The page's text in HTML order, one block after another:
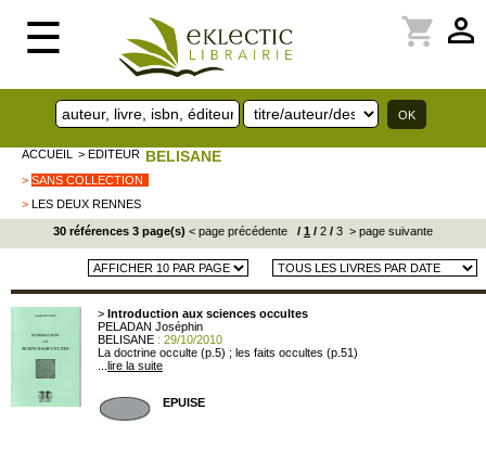
☰ perm_identity
shopping_cart
ACCUEIL > EDITEUR BELISANE
> SANS COLLECTION
> LES DEUX RENNES
30 références 3 page(s) < page précédente / 1 / 2 / 3 > page suivante
> Introduction aux sciences occultes
PELADAN Joséphin
BELISANE : 29/10/2010
La doctrine occulte (p.5) ; les faits occultes (p.51)
lire la suite
EPUISE